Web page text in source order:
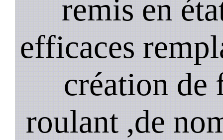
remis en
efficaces
création de
roulant ,de